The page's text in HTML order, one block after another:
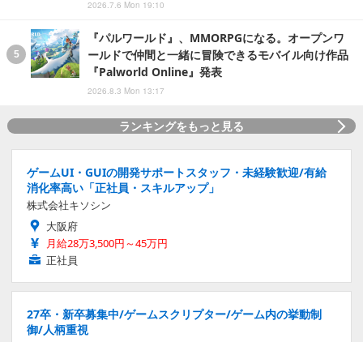
2026.7.6 Mon 19:10
『パルワールド』、MMORPGになる。オープンワ
ールドで仲間と一緒に冒険できるモバイル向け作品
『Palworld Online』発表
2026.8.3 Mon 13:17
ランキングをもっと見る
ゲームUI・GUIの開発サポートスタッフ・未経験歓迎/有給
消化率高い「正社員・スキルアップ」
株式会社キソシン
大阪府
月給28万3,500円～45万円
正社員
27卒・新卒募集中/ゲームスクリプター/ゲーム内の挙動制
御/人柄重視